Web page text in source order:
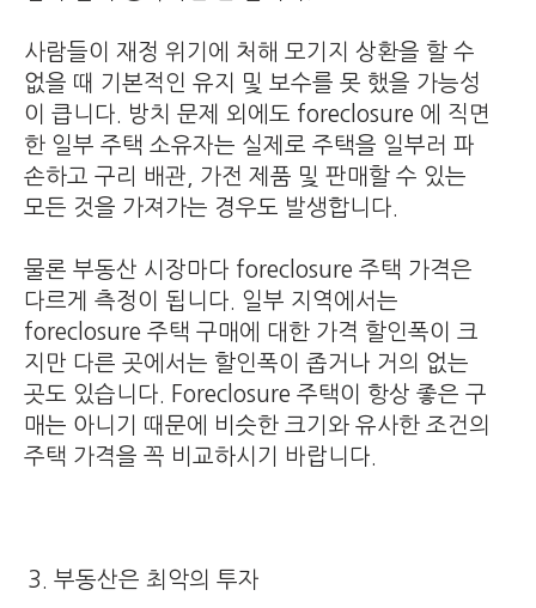
사람들이 재정 위기에 처해 모기지 상환을 할 수
없을 때 기본적인 유지 및 보수를 못 했을 가능성
이 큽니다. 방치 문제 외에도 foreclosure 에 직면
한 일부 주택 소유자는 실제로 주택을 일부러 파
손하고 구리 배관, 가전 제품 및 판매할 수 있는
모든 것을 가져가는 경우도 발생합니다.
물론 부동산 시장마다 foreclosure 주택 가격은
다르게 측정이 됩니다. 일부 지역에서는
foreclosure 주택 구매에 대한 가격 할인폭이 크
지만 다른 곳에서는 할인폭이 좁거나 거의 없는
곳도 있습니다. Foreclosure 주택이 항상 좋은 구
매는 아니기 때문에 비슷한 크기와 유사한 조건의
주택 가격을 꼭 비교하시기 바랍니다.
부동산은 최악의 투자